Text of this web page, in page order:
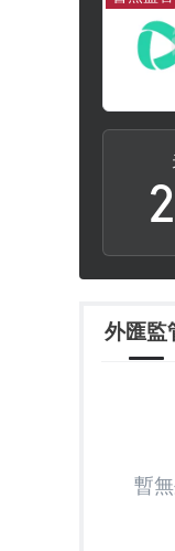
0
1
2
3
4
6
外匯監
暫